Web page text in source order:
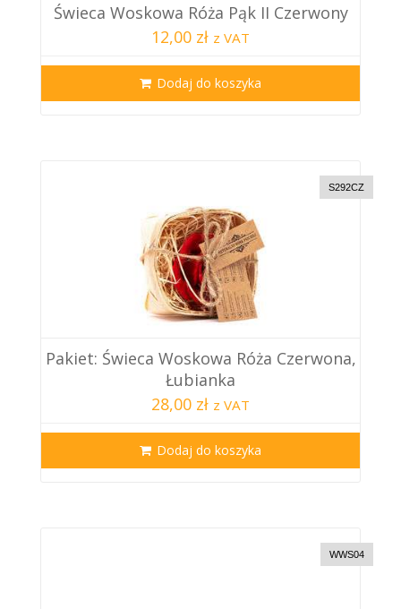
Świeca Woskowa Róża Pąk II Czerwony
12,00 zł z VAT
Dodaj do koszyka
S292CZ
Pakiet: Świeca Woskowa Róża Czerwona,
Łubianka
28,00 zł z VAT
Dodaj do koszyka
WWS04